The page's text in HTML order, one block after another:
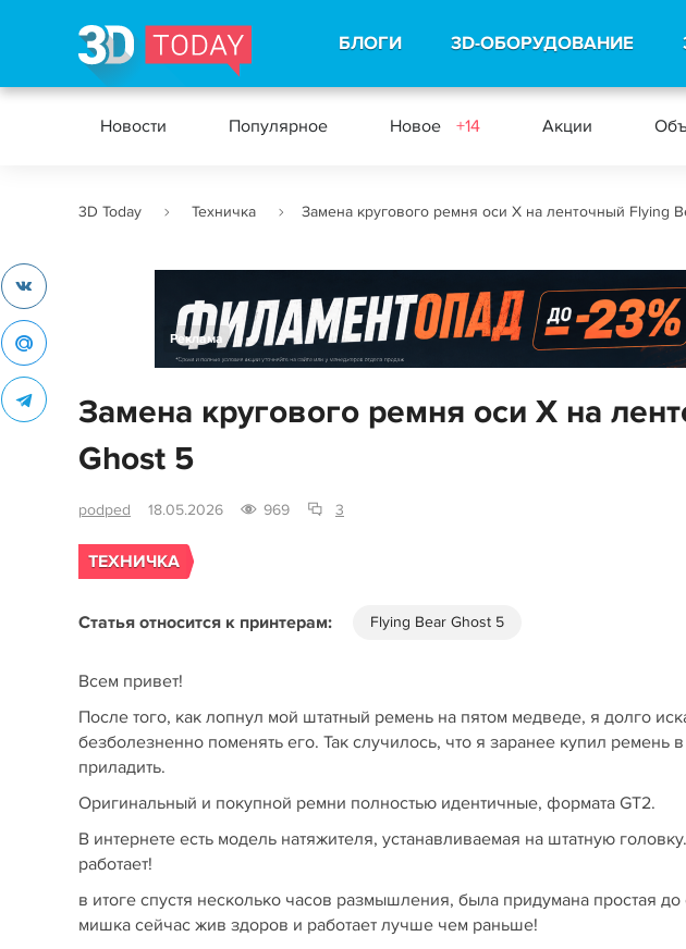
БЛОГИ 3D-ОБОРУДОВАНИЕ
Новости Популярное Новое +14 Акции
3D Today Техничка Замена кругового ремня оси Х на ленточный Flying
Реклама
Замена кругового ремня оси Х на
Ghost 5
podped 18.05.2026 969 3
ТЕХНИЧКА
Статья относится к принтерам: Flying Bear Ghost 5
Всем привет!
После того, как лопнул мой штатный ремень на пятом медведе, я долго
безболезненно поменять его. Так случилось, что я заранее купил ремень
приладить.
Оригинальный и покупной ремни полностью идентичные, формата GT2.
В интернете есть модель натяжителя, устанавливаемая на штатную
работает!
в итоге спустя несколько часов размышления, была придумана простая
мишка сейчас жив здоров и работает лучше чем раньше!